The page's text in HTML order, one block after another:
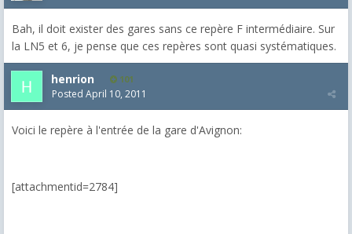
Bah, il doit exister des gares sans ce repère F intermédiaire. Sur
la LN5 et 6, je pense que ces repères sont quasi systématiques.
henrion 101
Posted April 10, 2011
Voici le repère à l'entrée de la gare d'Avignon:
[attachmentid=2784]